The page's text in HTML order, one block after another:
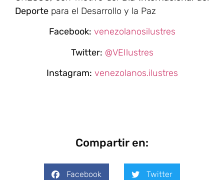
Deporte para el Desarrollo y la Paz
Facebook: venezolanosilustres
Twitter: @VEIlustres
Instagram: venezolanos.ilustres
Compartir en:
Facebook Twitter